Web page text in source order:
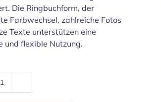
Die Ringbuchform, der
Farbwechsel, zahlreiche Fotos
Texte unterstützen eine
und flexible Nutzung.
Bewegte